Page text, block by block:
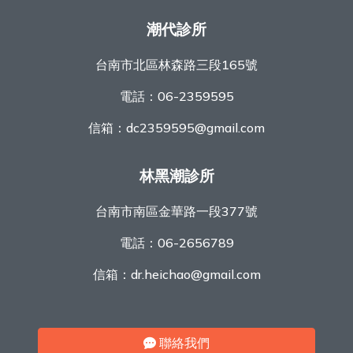
潮代診所
台南市北區林森路三段165號
電話： 06-2359595
信箱： dc2359595@gmail.com
林黑潮診所
台南市南區金華路一段377號
電話： 06-2656789
信箱： dr.heichao@gmail.com
聯絡我們